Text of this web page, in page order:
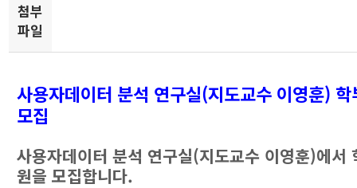
첨부
파일
사용자데이터 분석 연구실(지도교수 이영훈)
모집
사용자데이터 분석 연구실(지도교수 이영훈)에서
원을 모집합니다.